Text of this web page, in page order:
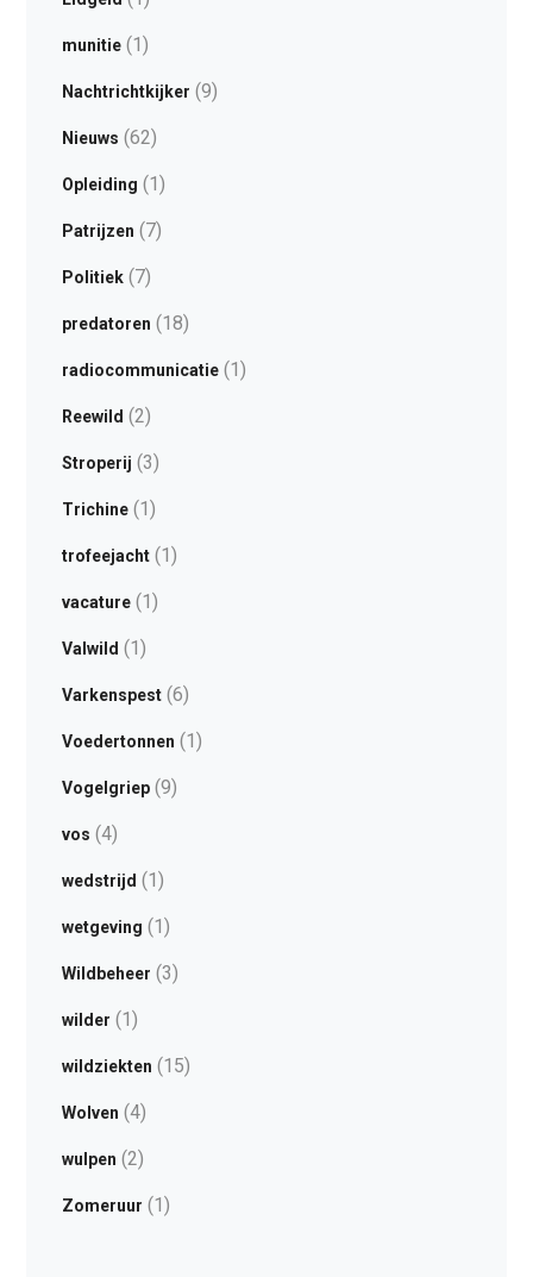
munitie(1)
Nachtrichtkijker (9)
Nieuws (62)
Opleiding (1)
Patrijzen (7)
Politiek(7)
predatoren (18)
radiocommunicatie(1)
Reewild (2)
Stroperij (3)
Trichine(1)
trofeejacht(1)
vacature(1)
Valwild (1)
Varkenspest(6)
Voedertonnen (1)
Vogelgriep(9)
vos (4)
wedstrijd (1)
wetgeving (1)
Wildbeheer (3)
wilder (1)
wildziekten (15)
Wolven (4)
wulpen (2)
Zomeruur (1)